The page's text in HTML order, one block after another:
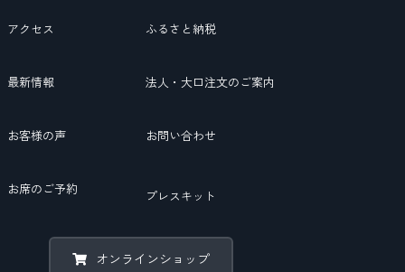
アクセス ふるさと納税
最新情報 法人・大口注文のご案内
お客様の声 お問い合わせ
お席のご予約 プレスキット
オンラインショップ